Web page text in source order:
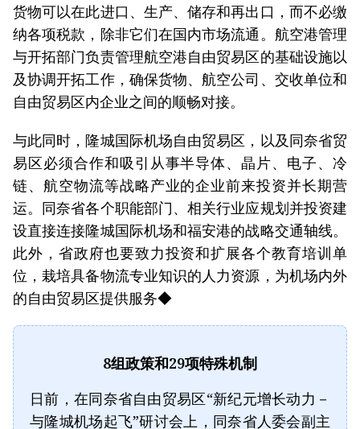
货物可以在此进口、生产、储存和再出口，而不必缴
纳各项税款，除非它们在国内市场流通。航空港管理
与开拓部门负责管理航空港自由贸易区的基础设施以
及协调开拓工作，确保货物、航空公司、交收单位和
自由贸易区内企业之间的顺畅对接。
与此同时，隆城国际机场自由贸易区，以及同奈省贸
易区必须合作和吸引从事半导体、晶片、电子、冷
链、航空物流等战略产业的企业前来投资并长期营
运。同奈省各个职能部门、相关行业应规划并投资建
设直接连接隆城国际机场和福安港的战略交通轴线。
此外，省政府也要致力投资和扩展各个教育培训单
位，栽培具备物流专业知识的人力资源，为机场内外
的自由贸易区提供服务◆
8组政策和29项特殊机制
日前，在同奈省自由贸易区“新纪元增长动力－
与隆城机场起飞”研讨会上，同奈省人委会副主